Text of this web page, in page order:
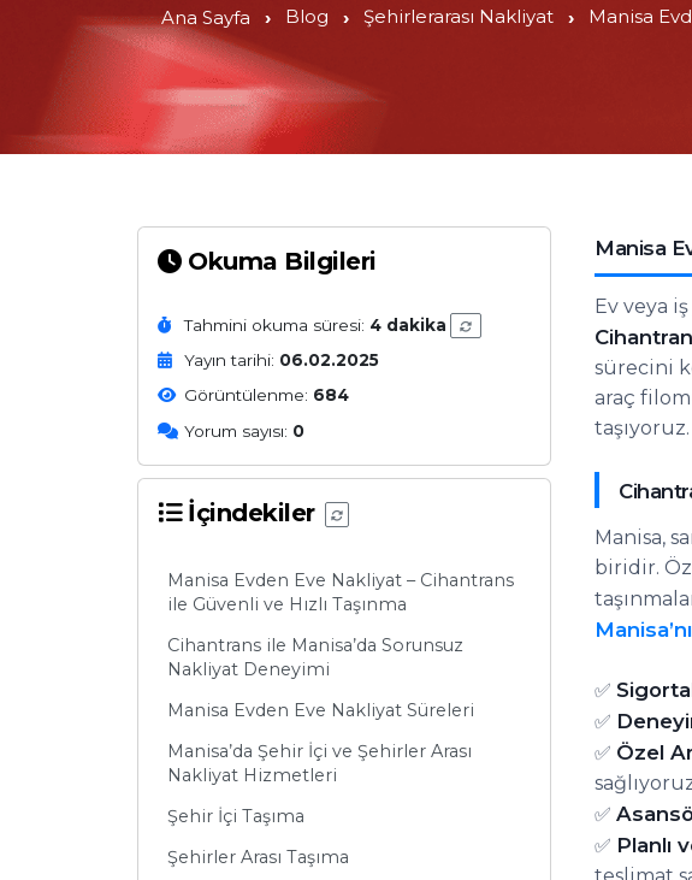
Ana Sayfa Blog Şehirlerarası Nakliyat Manisa
Okuma Bilgileri
Tahmini okuma süresi: 4 dakika
Yayın tarihi: 06.02.2025
Görüntülenme: 684
Yorum sayısı: 0
İçindekiler
Manisa Evden Eve Nakliyat – Cihantrans
ile Güvenli ve Hızlı Taşınma
Cihantrans ile Manisa’da Sorunsuz
Nakliyat Deneyimi
Manisa Evden Eve Nakliyat Süreleri
Manisa’da Şehir İçi ve Şehirler Arası
Nakliyat Hizmetleri
Şehir İçi Taşıma
Şehirler Arası Taşıma
Manisa
Ev veya
sürecini
araç
taşıyoruz.
Manisa,
biridir.
✅
✅
✅ Özel
✅
✅ Planlı